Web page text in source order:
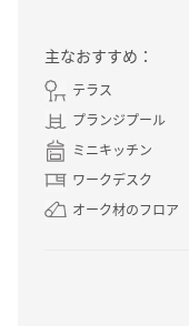
主なおすすめ：
テラス
プランジプール
ミニキッチン
ワークデスク
オーク材のフロア